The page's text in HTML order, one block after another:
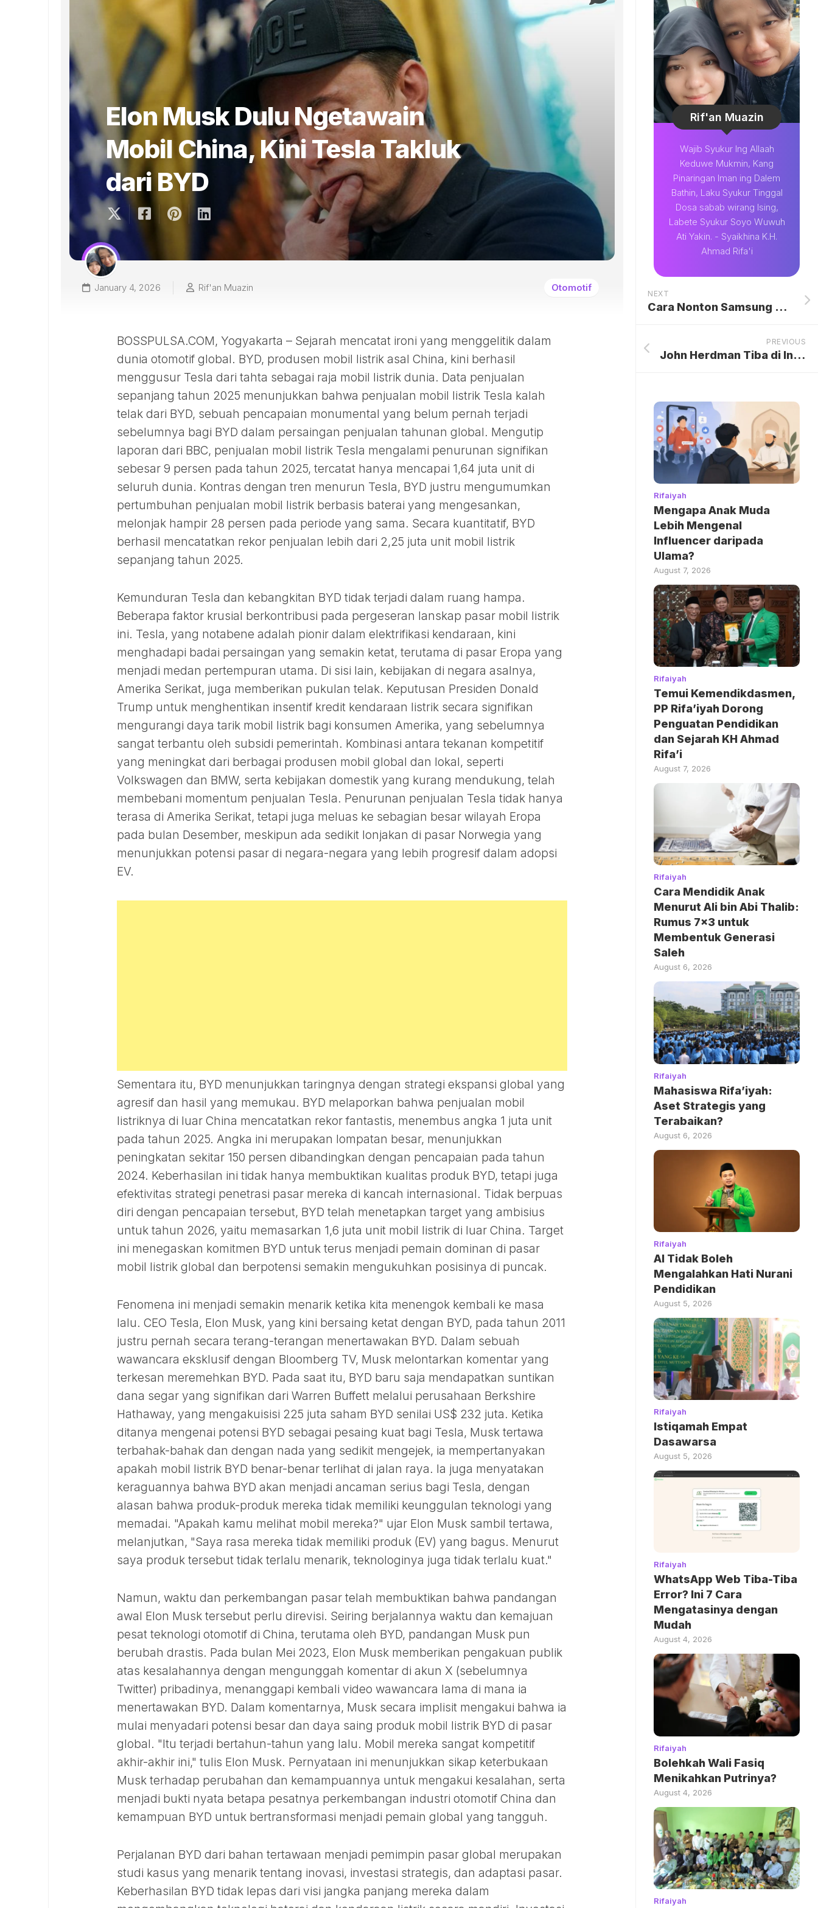
Elon Musk Dulu Ngetawain
Mobil China, Kini Tesla Takluk
dari BYD
January 4, 2026 Rif'an Muazin Otomotif
BOSSPULSA.COM, Yogyakarta – Sejarah mencatat ironi yang menggelitik dalam
dunia otomotif global. BYD, produsen mobil listrik asal China, kini berhasil
menggusur Tesla dari tahta sebagai raja mobil listrik dunia. Data penjualan
sepanjang tahun 2025 menunjukkan bahwa penjualan mobil listrik Tesla kalah
telak dari BYD, sebuah pencapaian monumental yang belum pernah terjadi
sebelumnya bagi BYD dalam persaingan penjualan tahunan global. Mengutip
laporan dari BBC, penjualan mobil listrik Tesla mengalami penurunan signifikan
sebesar 9 persen pada tahun 2025, tercatat hanya mencapai 1,64 juta unit di
seluruh dunia. Kontras dengan tren menurun Tesla, BYD justru mengumumkan
pertumbuhan penjualan mobil listrik berbasis baterai yang mengesankan,
melonjak hampir 28 persen pada periode yang sama. Secara kuantitatif, BYD
berhasil mencatatkan rekor penjualan lebih dari 2,25 juta unit mobil listrik
sepanjang tahun 2025.
Kemunduran Tesla dan kebangkitan BYD tidak terjadi dalam ruang hampa.
Beberapa faktor krusial berkontribusi pada pergeseran lanskap pasar mobil listrik
ini. Tesla, yang notabene adalah pionir dalam elektrifikasi kendaraan, kini
menghadapi badai persaingan yang semakin ketat, terutama di pasar Eropa yang
menjadi medan pertempuran utama. Di sisi lain, kebijakan di negara asalnya,
Amerika Serikat, juga memberikan pukulan telak. Keputusan Presiden Donald
Trump untuk menghentikan insentif kredit kendaraan listrik secara signifikan
mengurangi daya tarik mobil listrik bagi konsumen Amerika, yang sebelumnya
sangat terbantu oleh subsidi pemerintah. Kombinasi antara tekanan kompetitif
yang meningkat dari berbagai produsen mobil global dan lokal, seperti
Volkswagen dan BMW, serta kebijakan domestik yang kurang mendukung, telah
membebani momentum penjualan Tesla. Penurunan penjualan Tesla tidak hanya
terasa di Amerika Serikat, tetapi juga meluas ke sebagian besar wilayah Eropa
pada bulan Desember, meskipun ada sedikit lonjakan di pasar Norwegia yang
menunjukkan potensi pasar di negara-negara yang lebih progresif dalam adopsi
EV.
Sementara itu, BYD menunjukkan taringnya dengan strategi ekspansi global yang
agresif dan hasil yang memukau. BYD melaporkan bahwa penjualan mobil
listriknya di luar China mencatatkan rekor fantastis, menembus angka 1 juta unit
pada tahun 2025. Angka ini merupakan lompatan besar, menunjukkan
peningkatan sekitar 150 persen dibandingkan dengan pencapaian pada tahun
2024. Keberhasilan ini tidak hanya membuktikan kualitas produk BYD, tetapi juga
efektivitas strategi penetrasi pasar mereka di kancah internasional. Tidak berpuas
diri dengan pencapaian tersebut, BYD telah menetapkan target yang ambisius
untuk tahun 2026, yaitu memasarkan 1,6 juta unit mobil listrik di luar China. Target
ini menegaskan komitmen BYD untuk terus menjadi pemain dominan di pasar
mobil listrik global dan berpotensi semakin mengukuhkan posisinya di puncak.
Fenomena ini menjadi semakin menarik ketika kita menengok kembali ke masa
lalu. CEO Tesla, Elon Musk, yang kini bersaing ketat dengan BYD, pada tahun 2011
justru pernah secara terang-terangan menertawakan BYD. Dalam sebuah
wawancara eksklusif dengan Bloomberg TV, Musk melontarkan komentar yang
terkesan meremehkan BYD. Pada saat itu, BYD baru saja mendapatkan suntikan
dana segar yang signifikan dari Warren Buffett melalui perusahaan Berkshire
Hathaway, yang mengakuisisi 225 juta saham BYD senilai US$ 232 juta. Ketika
ditanya mengenai potensi BYD sebagai pesaing kuat bagi Tesla, Musk tertawa
terbahak-bahak dan dengan nada yang sedikit mengejek, ia mempertanyakan
apakah mobil listrik BYD benar-benar terlihat di jalan raya. Ia juga menyatakan
keraguannya bahwa BYD akan menjadi ancaman serius bagi Tesla, dengan
alasan bahwa produk-produk mereka tidak memiliki keunggulan teknologi yang
memadai. "Apakah kamu melihat mobil mereka?" ujar Elon Musk sambil tertawa,
melanjutkan, "Saya rasa mereka tidak memiliki produk (EV) yang bagus. Menurut
saya produk tersebut tidak terlalu menarik, teknologinya juga tidak terlalu kuat."
Namun, waktu dan perkembangan pasar telah membuktikan bahwa pandangan
awal Elon Musk tersebut perlu direvisi. Seiring berjalannya waktu dan kemajuan
pesat teknologi otomotif di China, terutama oleh BYD, pandangan Musk pun
berubah drastis. Pada bulan Mei 2023, Elon Musk memberikan pengakuan publik
atas kesalahannya dengan mengunggah komentar di akun X (sebelumnya
Twitter) pribadinya, menanggapi kembali video wawancara lama di mana ia
menertawakan BYD. Dalam komentarnya, Musk secara implisit mengakui bahwa ia
mulai menyadari potensi besar dan daya saing produk mobil listrik BYD di pasar
global. "Itu terjadi bertahun-tahun yang lalu. Mobil mereka sangat kompetitif
akhir-akhir ini," tulis Elon Musk. Pernyataan ini menunjukkan sikap keterbukaan
Musk terhadap perubahan dan kemampuannya untuk mengakui kesalahan, serta
menjadi bukti nyata betapa pesatnya perkembangan industri otomotif China dan
kemampuan BYD untuk bertransformasi menjadi pemain global yang tangguh.
Perjalanan BYD dari bahan tertawaan menjadi pemimpin pasar global merupakan
studi kasus yang menarik tentang inovasi, investasi strategis, dan adaptasi pasar.
Keberhasilan BYD tidak lepas dari visi jangka panjang mereka dalam
Rif'an Muazin
Wajib Syukur Ing Allaah
Keduwe Mukmin, Kang
Pinaringan Iman ing Dalem
Bathin, Laku Syukur Tinggal
Dosa sabab wirang Ising,
Labete Syukur Soyo Wuwuh
Ati Yakin. - Syaikhina K.H.
Ahmad Rifa'i
NEXT
Cara Nonton Samsung The First Look CES 2026 Live di YouTube
PREVIOUS
John Herdman Tiba di Indonesia, Siap Selami Budaya Lokal dan Cetak Sejarah Baru untuk Timnas Garuda
Rifaiyah
Mengapa Anak Muda
Lebih Mengenal
Influencer daripada
Ulama?
August 7, 2026
Rifaiyah
Temui Kemendikdasmen,
PP Rifa’iyah Dorong
Penguatan Pendidikan
dan Sejarah KH Ahmad
Rifa’i
August 7, 2026
Rifaiyah
Cara Mendidik Anak
Menurut Ali bin Abi Thalib:
Rumus 7×3 untuk
Membentuk Generasi
Saleh
August 6, 2026
Rifaiyah
Mahasiswa Rifa’iyah:
Aset Strategis yang
Terabaikan?
August 6, 2026
Rifaiyah
AI Tidak Boleh
Mengalahkan Hati Nurani
Pendidikan
August 5, 2026
Rifaiyah
Istiqamah Empat
Dasawarsa
August 5, 2026
Rifaiyah
WhatsApp Web Tiba-Tiba
Error? Ini 7 Cara
Mengatasinya dengan
Mudah
August 4, 2026
Rifaiyah
Bolehkah Wali Fasiq
Menikahkan Putrinya?
August 4, 2026
Rifaiyah